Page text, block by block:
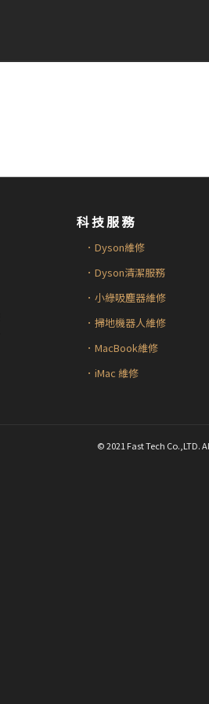
科技服務
．Dyson維修
．Dyson清潔服務
．小綠吸塵器維修
．掃地機器人維修
．MacBook維修
．iMac 維修
© 2021 Fast Tech Co.,LTD.